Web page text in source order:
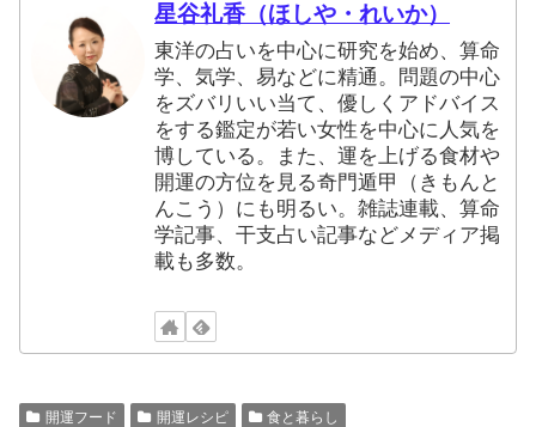
星谷礼香（ほしや・れいか）
東洋の占いを中心に研究を始め、算命
学、気学、易などに精通。問題の中心
をズバリいい当て、優しくアドバイス
をする鑑定が若い女性を中心に人気を
博している。また、運を上げる食材や
開運の方位を見る奇門遁甲（きもんと
んこう）にも明るい。雑誌連載、算命
学記事、干支占い記事などメディア掲
載も多数。
開運フード 開運レシピ 食と暮らし